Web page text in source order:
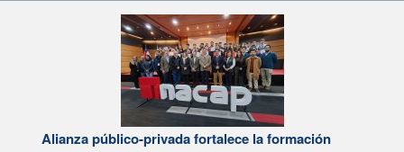
Alianza público-privada fortalece la formación